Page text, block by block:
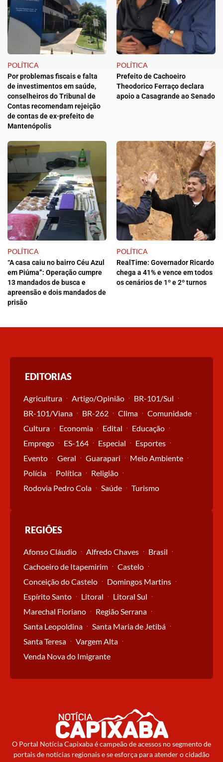
POLÍTICA
Por problemas fiscais e falta
de investimentos em saúde,
conselheiros do Tribunal de
Contas recomendam rejeição
de contas de ex-prefeito de
Mantenópolis
POLÍTICA
Prefeito de Cachoeiro
Theodorico Ferraço declara
apoio a Casagrande ao Senado
POLÍTICA
“A casa caiu no bairro Céu Azul
em Piúma”: Operação cumpre
13 mandados de busca e
apreensão e dois mandados de
prisão
POLÍTICA
RealTime: Governador Ricardo
chega a 41% e vence em todos
os cenários de 1º e 2º turnos
EDITORIAS
Agricultura Artigo/Opinião
BR-101/Sul
BR-101/Viana
BR-262 Clima
Comunidade
Cultura
Economia Edital
Educação
Emprego
ES-164 Especial
Esportes
Evento
Geral Guarapari
Meio Ambiente
Polícia
Política
Religião
Rodovia Pedro Cola
Saúde Turismo
REGIÕES
Afonso Cláudio Alfredo Chaves
Brasil
Cachoeiro de Itapemirim
Castelo
Conceição do Castelo
Domingos Martins
Espírito Santo
Litoral
Litoral Sul
Marechal Floriano
Região Serrana
Santa Leopoldina
Santa Maria de Jetibá
Santa Teresa
Vargem Alta
Venda Nova do Imigrante
O Portal Notícia Capixaba é campeão de acessos no segmento de
portais de notícias regionais e se esforça para atender o cidadão